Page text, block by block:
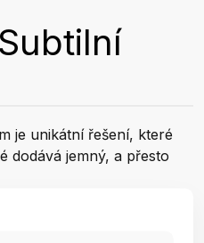
je unikátní řešení, které
dodává jemný, a přesto